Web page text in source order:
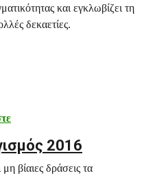
και εγκλωβίζει τη
δεκαετίες.
2016
βίαιες δράσεις τα